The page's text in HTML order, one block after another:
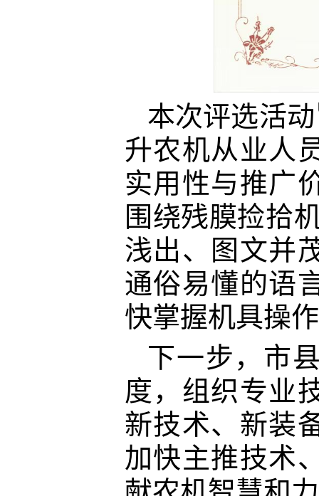
本次评选活动
升农机从业 人
实用性与推广
围绕残膜捡拾
浅出、图文并
通俗易懂的语
快掌握机具操
下一步，市
度，组织专业
新技术、新装
加快主推技术